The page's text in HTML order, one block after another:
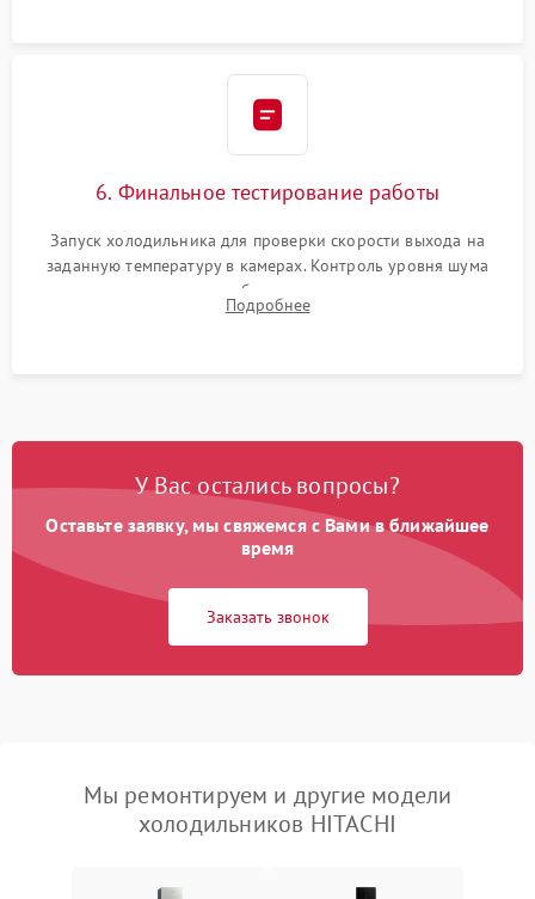
6. Финальное тестирование работы
Запуск холодильника для проверки скорости выхода на
заданную температуру в камерах. Контроль уровня шума
компрессора, отсутствия обмерзания стенок и корректного
срабатывания системы автоматической оттайки.
Подробнее
У Вас остались вопросы?
Оставьте заявку, мы свяжемся с Вами в ближайшее
время
Заказать звонок
Мы ремонтируем и другие модели
холодильников HITACHI